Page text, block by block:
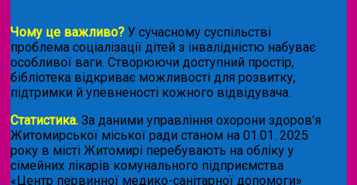
Чому це важливо? У сучасному суспільстві
проблема соціалізації дітей з інвалідністю набуває
особливої ваги. Створюючи доступний простір,
бібліотека відкриває можливості для розвитку,
підтримки й упевненості кожного відвідувача.
Статистика. За даними управління охорони здоров’я
Житомирської міської ради станом на 01.01. 2025
року в місті Житомирі перебувають на обліку у
сімейних лікарів комунального підприємства
«Центр первинної медико-санітарної допомоги»